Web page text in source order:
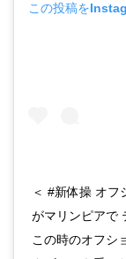
この投稿を
＜ #新体操 オフ
がマリンピアで
この時のオフシ